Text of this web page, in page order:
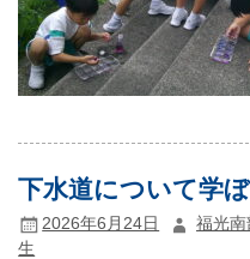
下水道について学ぼ
2026年6月24日 福光南
生